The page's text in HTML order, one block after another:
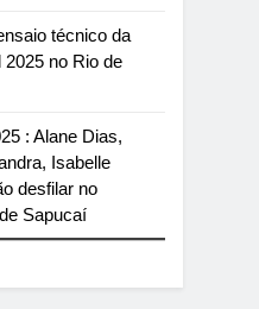
técnico da
no Rio de
: Alane Dias,
Isabelle
desfilar no
Sapucaí